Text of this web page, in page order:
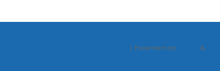
| Präsentiert von
&